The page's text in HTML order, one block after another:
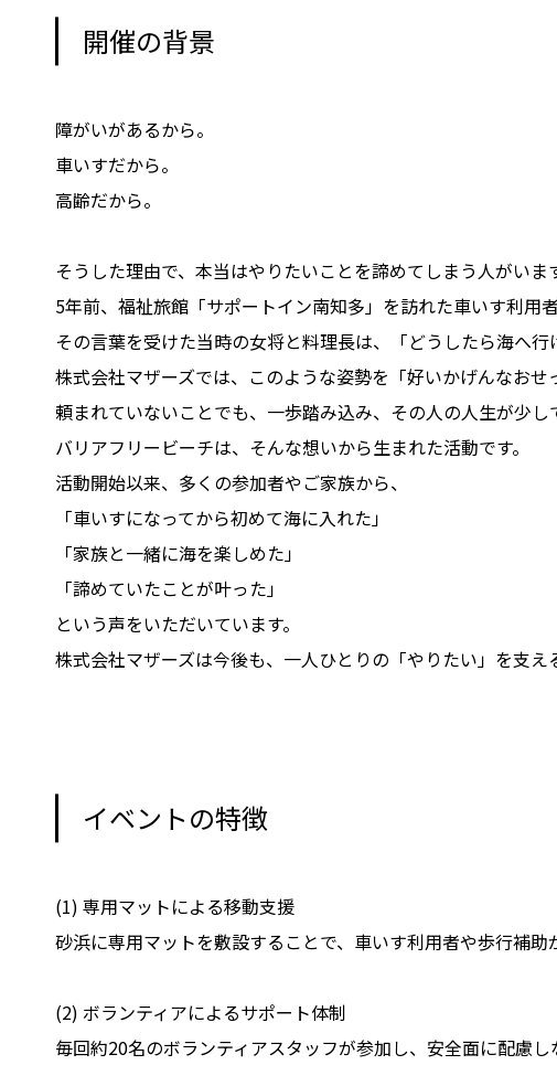
開催の背景
障がいがあるから。
車いすだから。
高齢だから。
そうした理由で、本当はやりたいことを諦めてしまう人がいま
5年前、福祉旅館「サポートイン南知多」を訪れた車いす利用
その言葉を受けた当時の女将と料理長は、「どうしたら海へ
株式会社マザーズでは、このような姿勢を「好いかげんなおせ
頼まれていないことでも、一歩踏み込み、その人の人生が少し
バリアフリービーチは、そんな想いから生まれた活動です。
活動開始以来、多くの参加者やご家族から、
「車いすになってから初めて海に入れた」
「家族と一緒に海を楽しめた」
「諦めていたことが叶った」
という声をいただいています。
株式会社マザーズは今後も、一人ひとりの「やりたい」を支
イベントの特徴
(1) 専用マットによる移動支援
砂浜に専用マットを敷設することで、車いす利用者や歩行補
(2) ボランティアによるサポート体制
毎回約20名のボランティアスタッフが参加し、安全面に配慮し